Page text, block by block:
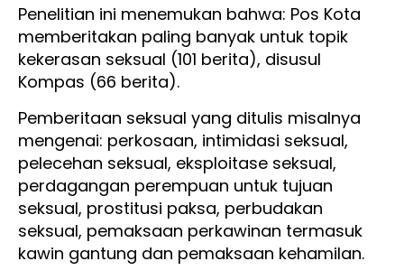
Penelitian ini menemukan bahwa: Pos Kota
memberitakan paling banyak untuk topik
kekerasan seksual (101 berita), disusul
Kompas (66 berita).
Pemberitaan seksual yang ditulis misalnya
mengenai: perkosaan, intimidasi seksual,
pelecehan seksual, eksploitase seksual,
perdagangan perempuan untuk tujuan
seksual, prostitusi paksa, perbudakan
seksual, pemaksaan perkawinan termasuk
kawin gantung dan pemaksaan kehamilan.